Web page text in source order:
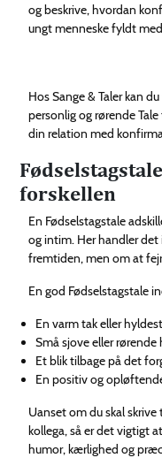
og beskrive, hvordan
ungt menneske fyldt
Hos Sange & Taler kan
personlig og rørende
din relation med
forskellen
En Fødselstagstale
og intim. Her handler
fremtiden, men om at
En god Fødselstagstale
En varm tak eller
Små sjove eller
Et blik tilbage på det
En positiv og
Uanset om du skal
kollega, så er det vigtigt
humor, kærlighed og